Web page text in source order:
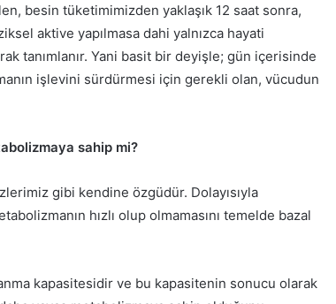
besin tüketimimizden yaklaşık 12 saat sonra,
aktive yapılmasa dahi yalnızca hayati
tanımlanır. Yani basit bir deyişle; gün içerisinde
işlevini sürdürmesi için gerekli olan, vücudun
sahip mi?
gibi kendine özgüdür. Dolayısıyla
hızlı olup olmamasını temelde bazal
kapasitesidir ve bu kapasitenin sonucu olarak